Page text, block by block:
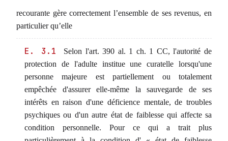
recourante gère correctement l’ensemble de ses revenus, en
particulier qu’elle
E. 3.1
Selon l'art. 390 al. 1 ch. 1 CC, l'autorité de
protection de l'adulte institue une curatelle lorsqu'une
personne majeure est partiellement ou totalement
empêchée d'assurer elle-même la sauvegarde de ses
intérêts en raison d'une déficience mentale, de troubles
psychiques ou d'un autre état de faiblesse qui affecte sa
condition personnelle. Pour ce qui a trait plus